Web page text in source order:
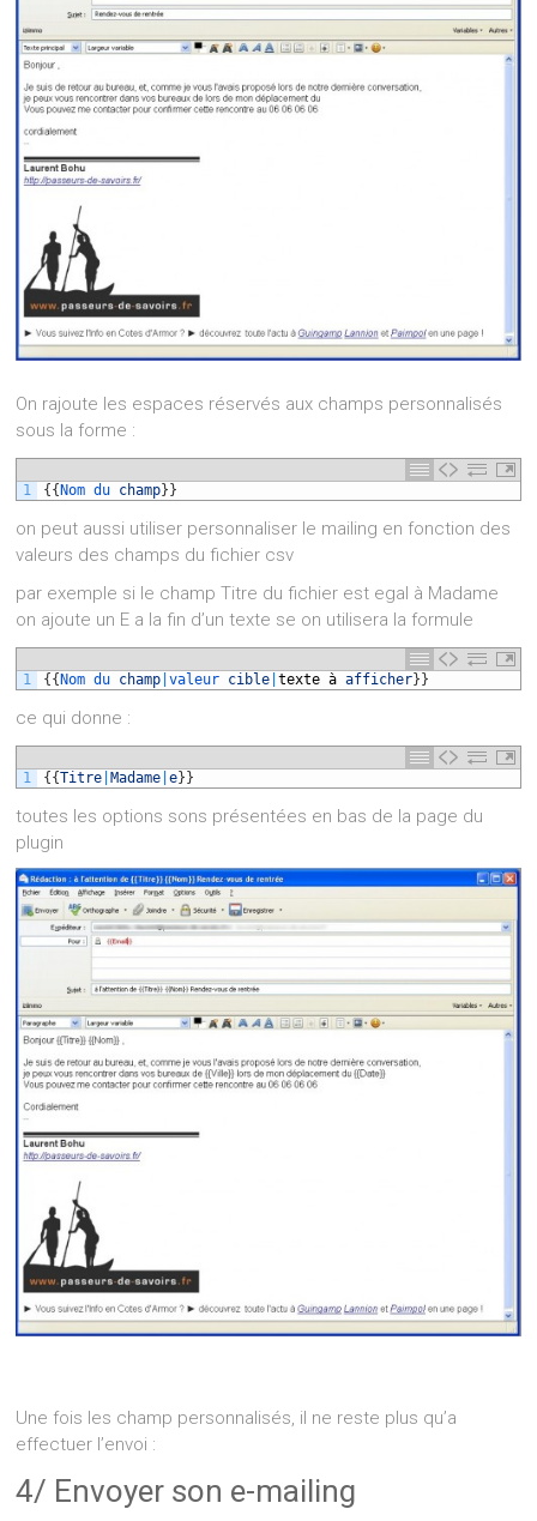
On rajoute les espaces réservés aux champs personnalisés
sous la forme :
1 {{Nom du champ}}
on peut aussi utiliser personnaliser le mailing en fonction des
valeurs des champs du fichier csv
par exemple si le champ Titre du fichier est egal à Madame
on ajoute un E a la fin d’un texte se on utilisera la formule
1 {{Nom du champ |valeur cible |texte à afficher}}
ce qui donne :
1 {{Titre |Madame |e}}
toutes les options sons présentées en bas de la page du
plugin
Une fois les champ personnalisés, il ne reste plus qu’a
effectuer l’envoi :
4/ Envoyer son e-mailing